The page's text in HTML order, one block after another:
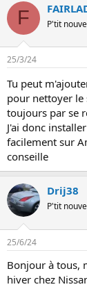
F P'tit
25/3/24
Tu peut
pour nettoyer le
toujours par se
J'ai donc
facilement sur
conseille
Drij38
P'tit
25/6/24
Bonjour à tous,
hiver chez